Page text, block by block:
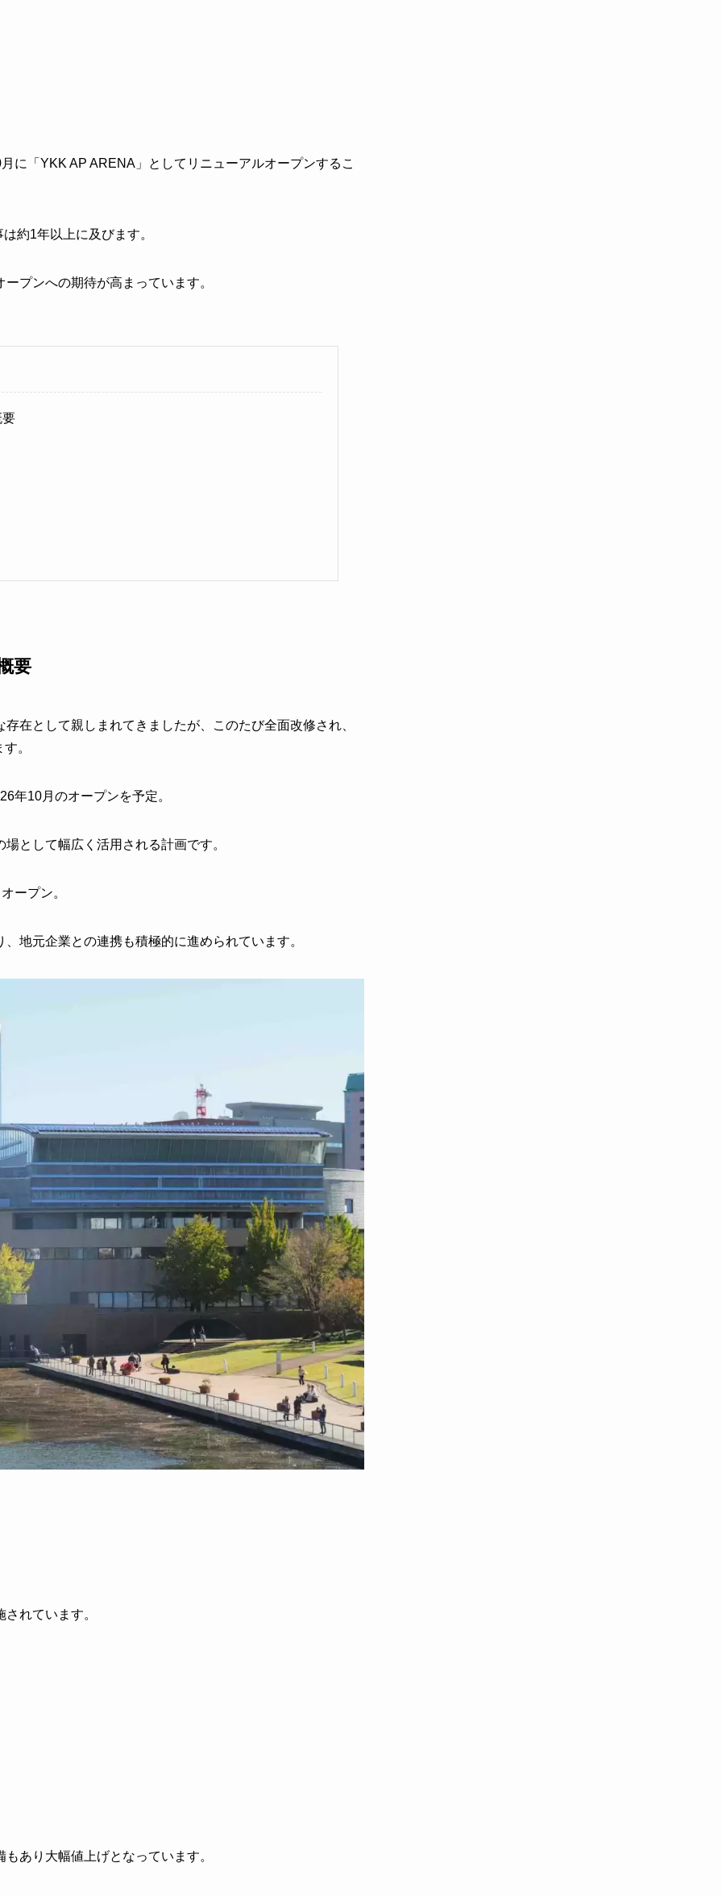
に「YKK AP ARENA」としてリニューアルオープンするこ
約1年以上に及びます。
プンへの期待が高まっています。
要
要
在として親しまれてきましたが、このたび全面改修され、
。
年10月のオープンを予定。
として幅広く活用される計画です。
ープン。
地元企業との連携も積極的に進められています。
れています。
あり大幅値上げとなっています。